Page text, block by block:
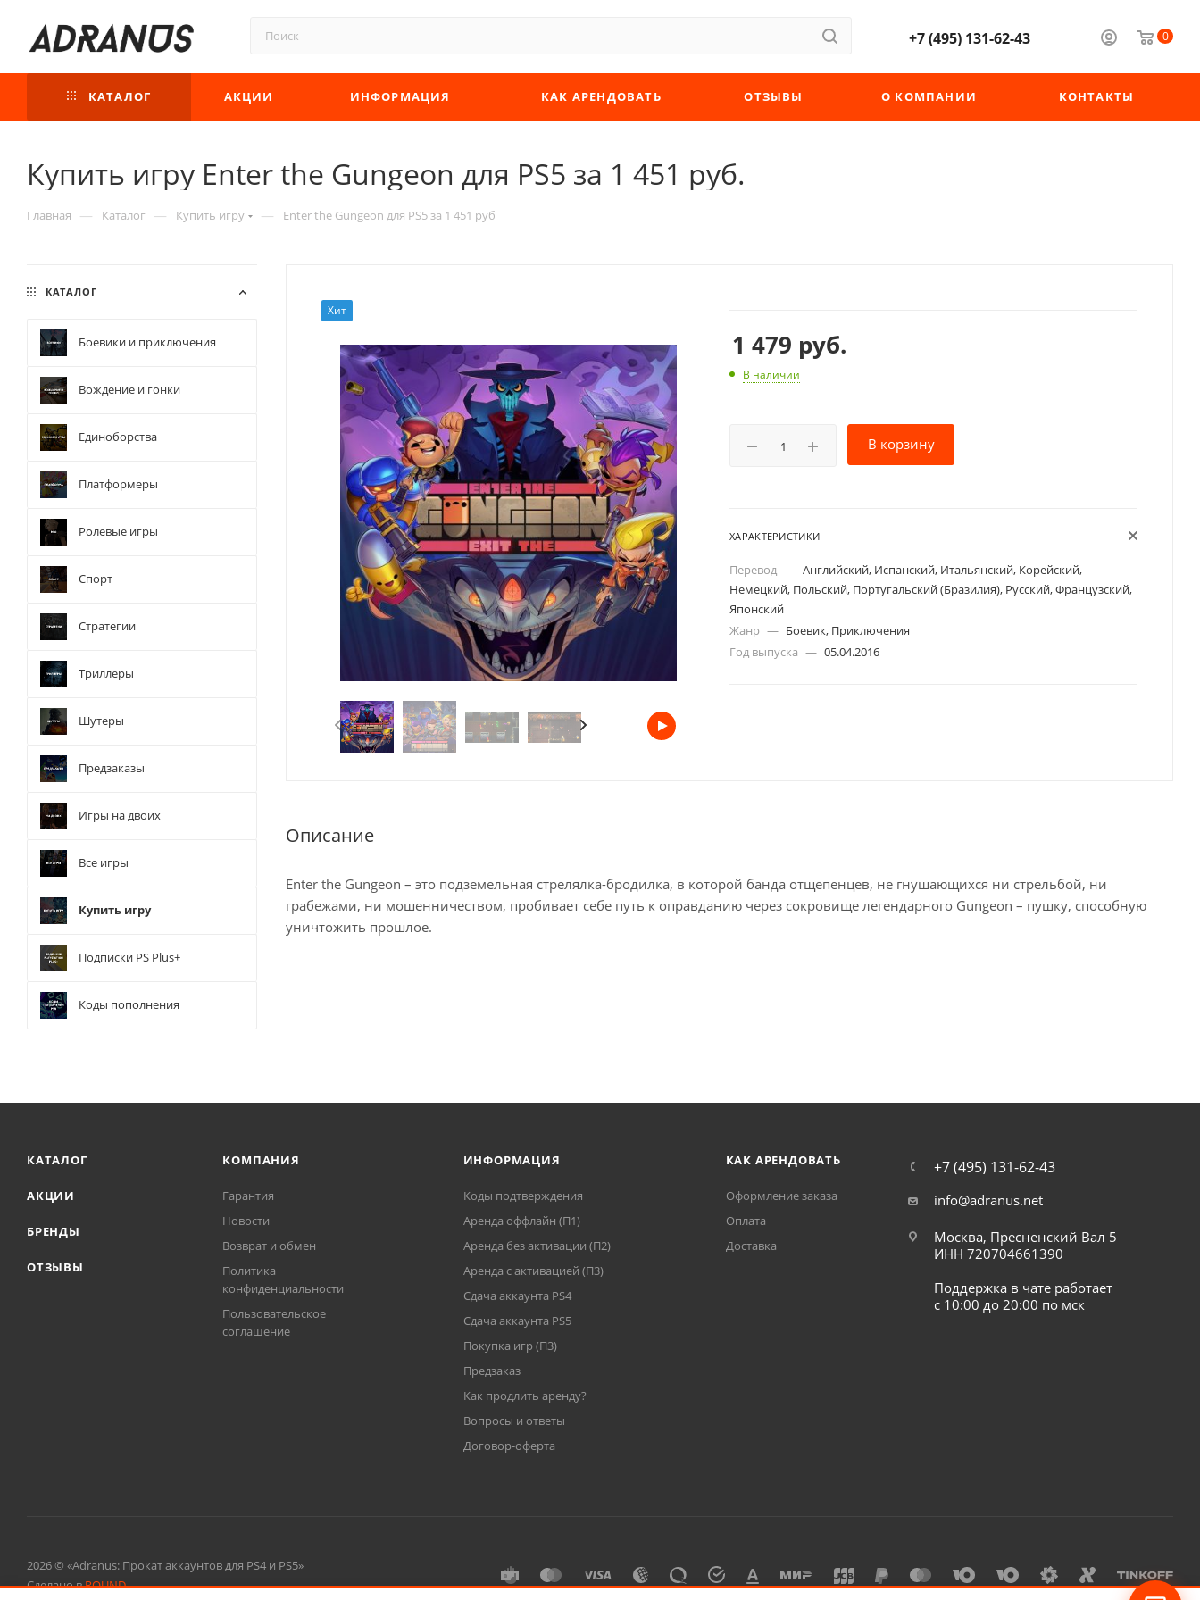
0
+7 (495) 131-62-43
КАТАЛОГ АКЦИИ ИНФОРМАЦИЯ КАК АРЕНДОВАТЬ ОТЗЫВЫ О КОМПАНИИ КОНТАКТЫ
Купить игру Enter the Gungeon для PS5 за 1 451 руб.
Главная — Каталог — Купить игру — Enter the Gungeon для PS5 за 1 451 руб
Хит
1 479 руб.
В наличии
В корзину
ХАРАКТЕРИСТИКИ
Перевод — Английский, Испанский, Итальянский, Корейский,
Немецкий, Польский, Португальский (Бразилия), Русский, Французский,
Японский
Жанр — Боевик, Приключения
Год выпуска — 05.04.2016
Описание
Enter the Gungeon – это подземельная стрелялка-бродилка, в которой банда отщепенцев, не гнушающихся ни стрельбой, ни
грабежами, ни мошенничеством, пробивает себе путь к оправданию через сокровище легендарного Gungeon – пушку, способную
уничтожить прошлое.
КАТАЛОГ
Боевики и приключения
Вождение и гонки
Единоборства
Платформеры
Ролевые игры
Спорт
Стратегии
Триллеры
Шутеры
Предзаказы
Игры на двоих
Все игры
Купить игру
Подписки PS Plus+
Коды пополнения
КАТАЛОГ
АКЦИИ
БРЕНДЫ
ОТЗЫВЫ
КОМПАНИЯ
Гарантия
Новости
Возврат и обмен
Политика
конфиденциальности
Пользовательское
соглашение
ИНФОРМАЦИЯ
Коды подтверждения
Аренда оффлайн (П1)
Аренда без активации (П2)
Аренда с активацией (П3)
Сдача аккаунта PS4
Cдача аккаунта PS5
Покупка игр (П3)
Предзаказ
Как продлить аренду?
Вопросы и ответы
Договор-оферта
КАК АРЕНДОВАТЬ
Оформление заказа
Оплата
Доставка
+7 (495) 131-62-43
info@adranus.net
Москва, Пресненский Вал 5
ИНН 720704661390
Поддержка в чате работает
с 10:00 до 20:00 по мск
2026 © «Adranus: Прокат аккаунтов для PS4 и PS5»
Сделано вROUND